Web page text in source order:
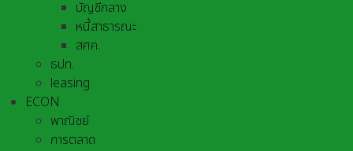
บัญชีกลาง
หนี้สาธารณะ
สศค.
ธปท.
leasing
ECON
พาณิชย์
การตลาด